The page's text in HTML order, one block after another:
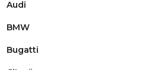
Audi
BMW
Bugatti